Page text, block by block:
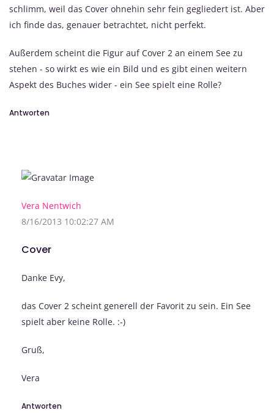
schlimm, weil das Cover ohnehin sehr fein gegliedert ist. Aber
ich finde das, genauer betrachtet, nicht perfekt.
Außerdem scheint die Figur auf Cover 2 an einem See zu
stehen - so wirkt es wie ein Bild und es gibt einen weitern
Aspekt des Buches wider - ein See spielt eine Rolle?
Antworten
Vera Nentwich
8/16/2013 10:02:27 AM
Cover
Danke Evy,
das Cover 2 scheint generell der Favorit zu sein. Ein See
spielt aber keine Rolle. :-)
Gruß,
Vera
Antworten